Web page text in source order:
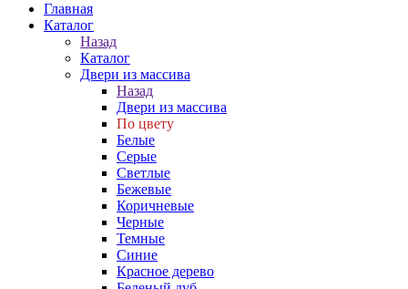
Главная
Каталог
Назад
Каталог
Двери из массива
Назад
Двери из массива
По цвету
Белые
Серые
Светлые
Бежевые
Коричневые
Черные
Темные
Синие
Красное дерево